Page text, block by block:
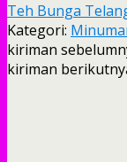
Teh Bunga
Kategori:
kiriman
kiriman